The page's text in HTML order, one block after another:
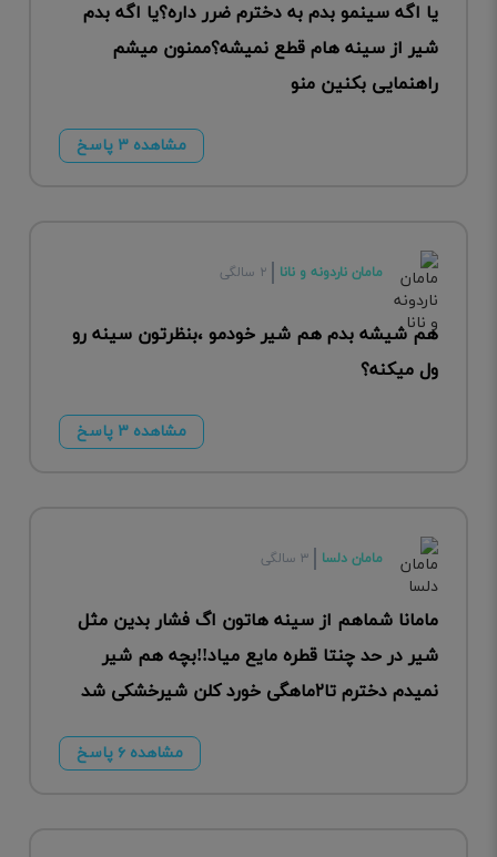
یا اگه سینمو بدم به دخترم ضرر داره؟یا اگه بدم
شیر از سینه هام قطع نمیشه؟ممنون میشم
راهنمایی بکنین منو
مشاهده ۳ پاسخ
مامان ناردونه و نانا ۲ سالگی
هم شیشه بدم هم شیر خودمو ،بنظرتون سینه رو
ول میکنه؟
مشاهده ۳ پاسخ
مامان دلسا ۳ سالگی
مامانا شماهم از سینه هاتون اگ فشار بدین مثل
شیر در حد چنتا قطره مایع میاد!!بچه هم شیر
نمیدم دخترم تا۲ماهگی خورد کلن شیرخشکی شد
مشاهده ۶ پاسخ